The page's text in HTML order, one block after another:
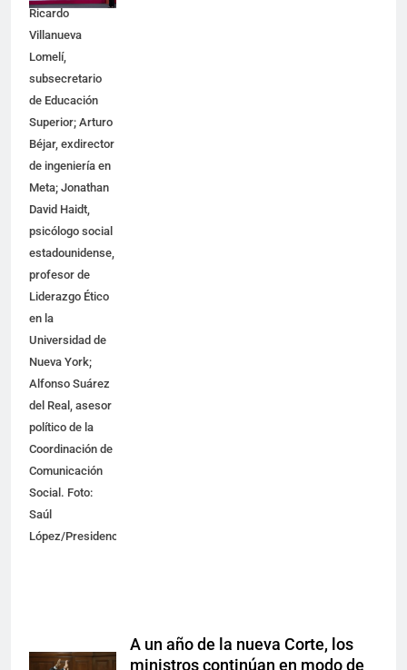
Ricardo
Villanueva
Lomelí,
subsecretario
de Educación
Superior; Arturo
Béjar, exdirector
de ingeniería en
Meta; Jonathan
David Haidt,
psicólogo social
estadounidense,
profesor de
Liderazgo Ético
en la
Universidad de
Nueva York;
Alfonso Suárez
del Real, asesor
político de la
Coordinación de
Comunicación
Social. Foto:
Saúl
López/Presidencia
A un año de la nueva Corte, los
ministros continúan en modo de